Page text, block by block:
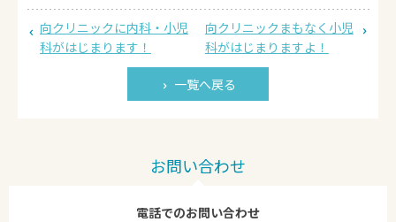
向クリニックに内科・小児
科がはじまります！
一覧へ戻る
向クリニックまもなく小児
科がはじまりますよ！
お問い合わせ
電話でのお問い合わせ